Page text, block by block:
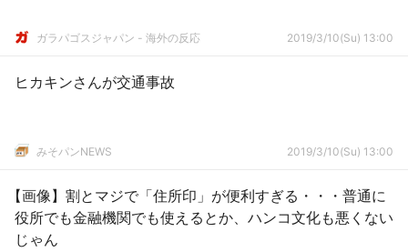
ガラパゴスジャパン - 海外の反応 2019/3/10(Su) 13:00
ヒカキンさんが交通事故
みそパンNEWS 2019/3/10(Su) 13:00
【画像】割とマジで「住所印」が便利すぎる・・・普通に
役所でも金融機関でも使えるとか、ハンコ文化も悪くない
じゃん